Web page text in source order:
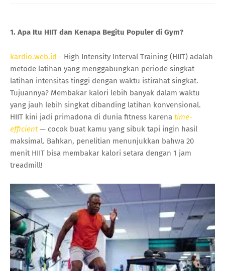
1. Apa Itu HIIT dan Kenapa Begitu Populer di Gym?
kardio.web.id - High Intensity Interval Training (HIIT) adalah
metode latihan yang menggabungkan periode singkat
latihan intensitas tinggi dengan waktu istirahat singkat.
Tujuannya? Membakar kalori lebih banyak dalam waktu
yang jauh lebih singkat dibanding latihan konvensional.
HIIT kini jadi primadona di dunia fitness karena time-
efficient — cocok buat kamu yang sibuk tapi ingin hasil
maksimal. Bahkan, penelitian menunjukkan bahwa 20
menit HIIT bisa membakar kalori setara dengan 1 jam
treadmill!